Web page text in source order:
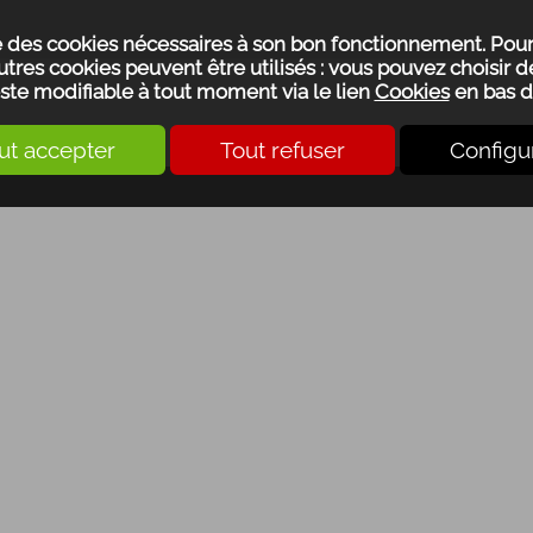
cookies nécessaires à son bon fonctionnement.
cookies peuvent être utilisés : vous pouvez choisir
modifiable à tout moment via le lien Cookiesen bas
accepter Tout refuser